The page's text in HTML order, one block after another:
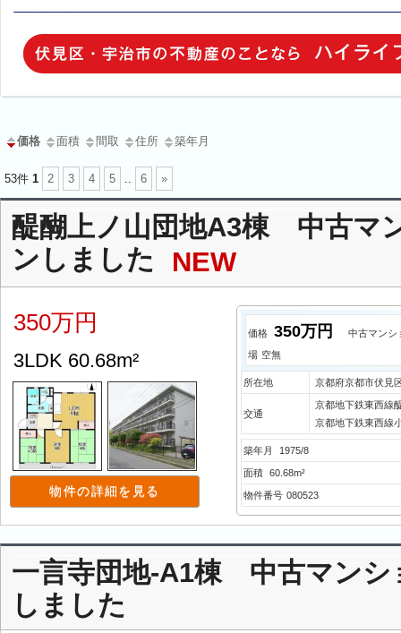
価格 面積 間取 住所 築年月
53件 1 2 3 4 5 .. 6 »
醍醐上ノ山団地A3棟 中古マ
ンしました
NEW
350万円
3LDK 60.68m²
物件の詳細を見る
価格 350万円
中古マンシ
場 空無
所在地 京都府京都市伏見
交通
京都地下鉄東西線
京都地下鉄東西線
築年月 1975/8
面積 60.68m²
物件番号 080523
一言寺団地-A1棟 中古マン
しました